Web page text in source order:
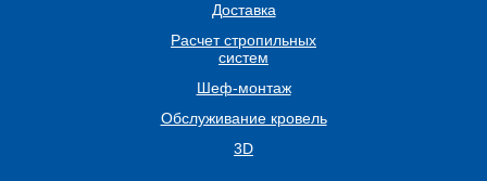
Доставка
Расчет стропильных
систем
Шеф-монтаж
Обслуживание кровель
3D